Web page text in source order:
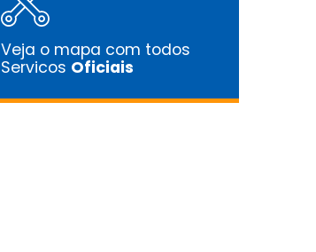
Veja o mapa com todos
Servicos Oficiais